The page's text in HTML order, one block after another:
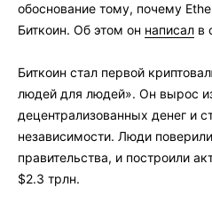
обоснование тому, почему
Биткоин. Об этом он написал в
Биткоин стал первой
людей для людей». Он вырос
децентрализованных денег и
независимости. Люди
правительства, и построили
$2.3 трлн.